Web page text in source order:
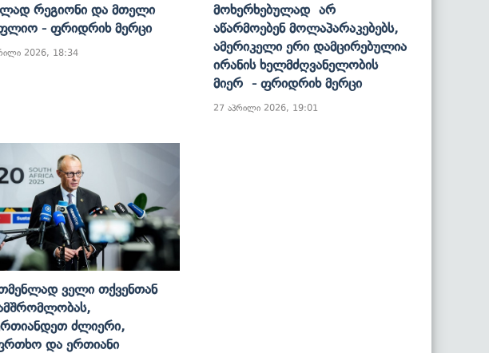
Რეგიონი Და Მთელი
- Ფრიდრიხ Მერცი
2026, 18:34
Მოხერხებულად Არ
Აწარმოებენ Მოლაპარაკებებს,
Ამერიკელი Ერი Დამცირებულია
Ირანის Ხელმძღვანელობის
Მიერ - Ფრიდრიხ Მერცი
27 აპრილი 2026, 19:01
Ველი Თქვენთან
Ძლიერი,
Და Ერთიანი